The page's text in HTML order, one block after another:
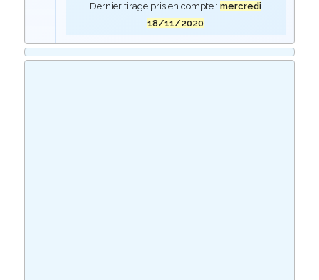
Dernier tirage pris en compte :mercredi
18/11/2020